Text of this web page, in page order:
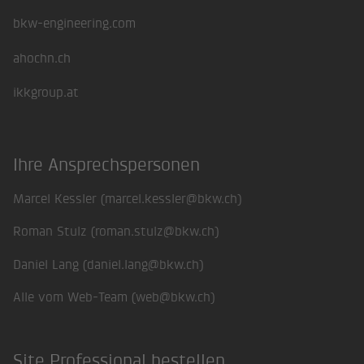
bkw-engineering.com
ahochn.ch
ikkgroup.at
Ihre Ansprechspersonen
Marcel Kessler (marcel.kessler@bkw.ch)
Roman Stulz (roman.stulz@bkw.ch)
Daniel Lang (daniel.lang@bkw.ch)
Alle vom Web-Team (web@bkw.ch)